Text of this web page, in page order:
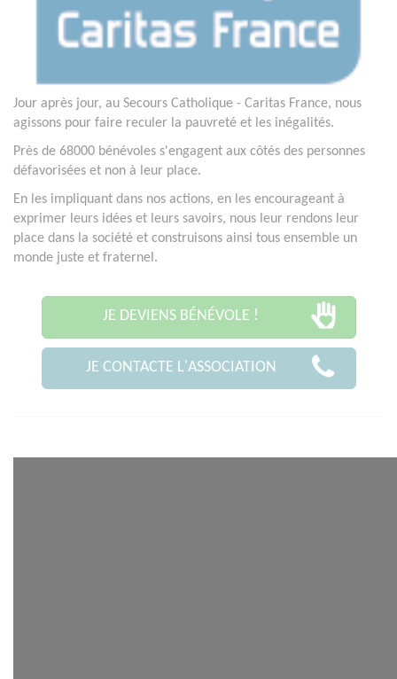
Jour après jour, au Secours Catholique - Caritas France, nous
agissons pour faire reculer la pauvreté et les inégalités.
Près de 68000 bénévoles s'engagent aux côtés des personnes
défavorisées et non à leur place.
En les impliquant dans nos actions, en les encourageant à
exprimer leurs idées et leurs savoirs, nous leur rendons leur
place dans la société et construisons ainsi tous ensemble un
monde juste et fraternel.
JE DEVIENS BÉNÉVOLE !
JE CONTACTE L'ASSOCIATION